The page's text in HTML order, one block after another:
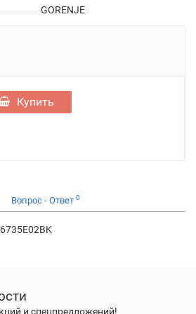
GORENJE
Купить
Вопрос - Ответ 0
и спецпредложений!